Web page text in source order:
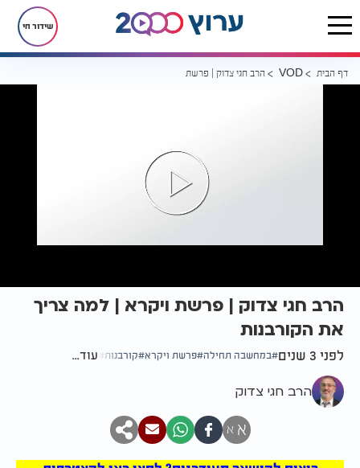
שידור חי
דף הבית VOD הרב חגי צדוק | פרשת ויקרא | למה צריך את הקורבנות
הרב חגי צדוק | פרשת ויקרא | למה צריך
את הקורבנות
לפני 3 שנים במחשבה תחילה פרשת ויקרא קורבנות עוד...
הרב חגי צדוק
א א